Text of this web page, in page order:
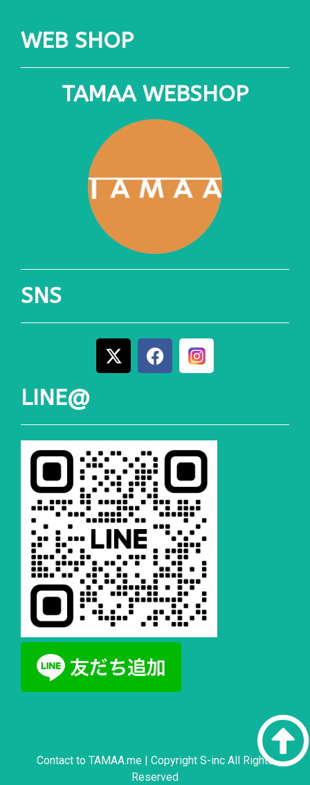
WEB SHOP
TAMAA WEBSHOP
SNS
LINE@
Contact to TAMAA.me| Copyright S-inc All Rights
Reserved